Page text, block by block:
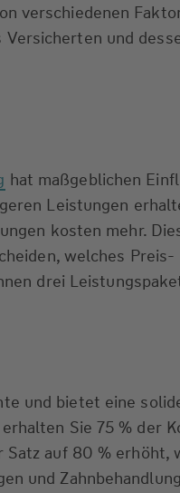
verschiedenen
und
hat maßgeblichen
Leistungen
kosten mehr.
welches Preis-
drei
und bietet eine
Sie 75 % der
auf 80 % erhöht,
und